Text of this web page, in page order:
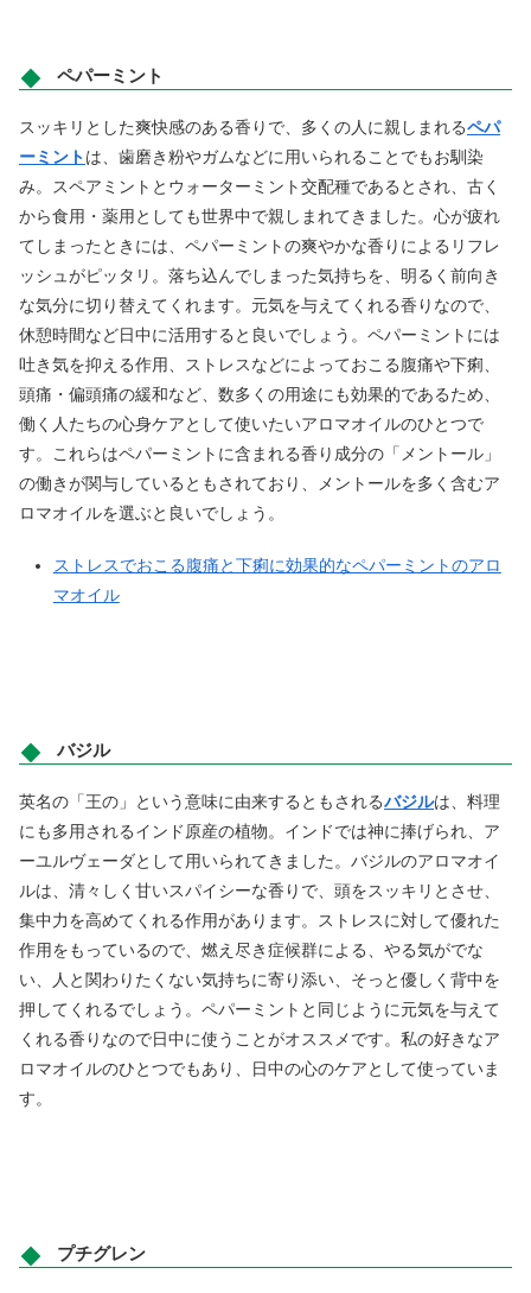
ペパーミント
スッキリとした爽快感のある香りで、多くの人に親しまれるペパ
ーミントは、歯磨き粉やガムなどに用いられることでもお馴染
み。スペアミントとウォーターミント交配種であるとされ、古く
から食用・薬用としても世界中で親しまれてきました。心が疲れ
てしまったときには、ペパーミントの爽やかな香りによるリフレ
ッシュがピッタリ。落ち込んでしまった気持ちを、明るく前向き
な気分に切り替えてくれます。元気を与えてくれる香りなので、
休憩時間など日中に活用すると良いでしょう。ペパーミントには
吐き気を抑える作用、ストレスなどによっておこる腹痛や下痢、
頭痛・偏頭痛の緩和など、数多くの用途にも効果的であるため、
働く人たちの心身ケアとして使いたいアロマオイルのひとつで
す。これらはペパーミントに含まれる香り成分の「メントール」
の働きが関与しているともされており、メントールを多く含むア
ロマオイルを選ぶと良いでしょう。
ストレスでおこる腹痛と下痢に効果的なペパーミントのアロ
マオイル
バジル
英名の「王の」という意味に由来するともされるバジルは、料理
にも多用されるインド原産の植物。インドでは神に捧げられ、ア
ーユルヴェーダとして用いられてきました。バジルのアロマオイ
ルは、清々しく甘いスパイシーな香りで、頭をスッキリとさせ、
集中力を高めてくれる作用があります。ストレスに対して優れた
作用をもっているので、燃え尽き症候群による、やる気がでな
い、人と関わりたくない気持ちに寄り添い、そっと優しく背中を
押してくれるでしょう。ペパーミントと同じように元気を与えて
くれる香りなので日中に使うことがオススメです。私の好きなア
ロマオイルのひとつでもあり、日中の心のケアとして使っていま
す。
プチグレン